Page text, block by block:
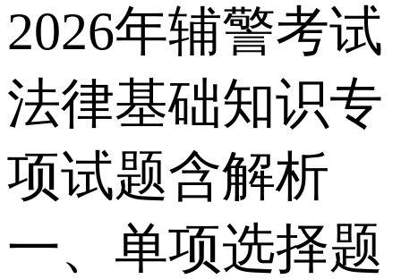
2026年辅警考试
法律基础知识专
项试题含解析
一、单项选择题